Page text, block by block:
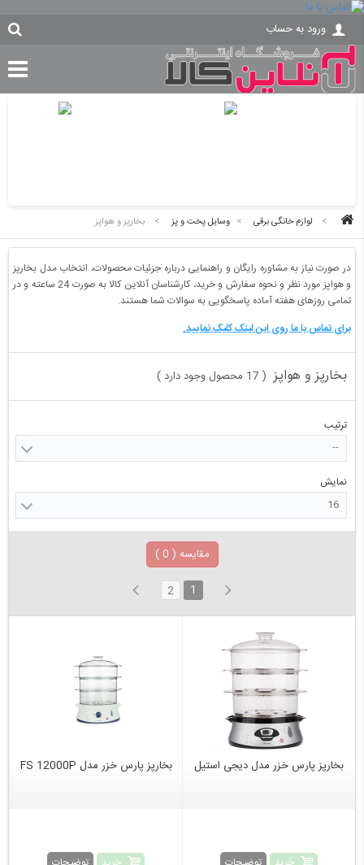
ورود به حساب
> لوازم خانگی برقی > وسایل پخت و پز > بخارپز و هواپز
در صورت نیاز به مشاوره رایگان و راهنمایی درباره جزئیات محصولات، انتخاب مدل بخارپز
و هواپز مورد نظر و نحوه سفارش و خرید، کارشناسان آنلاین کالا به صورت 24 ساعته و در
تمامی روزهای هفته آماده پاسخگویی به سوالات شما هستند.
برای تماس با ما روی این لینک کلیک نمایید.
بخارپز و هواپز ( 17 محصول وجود دارد )
ترتیب
--
نمایش
16
مقایسه ( 0
)
1
2
بخارپز پارس خزر مدل دیجی استیل بخارپز پارس خزر مدل FS 12000P